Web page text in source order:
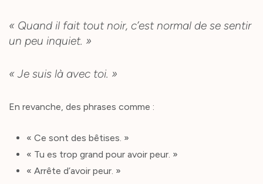
« Quand il fait tout noir, c’est normal de se sentir
un peu inquiet. »
« Je suis là avec toi. »
En revanche, des phrases comme :
« Ce sont des bêtises. »
« Tu es trop grand pour avoir peur. »
« Arrête d’avoir peur. »